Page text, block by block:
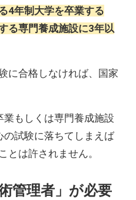
4年制大学を卒業する
る専門養成施設に3年以
に合格しなければ、国家
もしくは専門養成施設
試験に落ちてしまえば
とは許されません。
管理者」が必要